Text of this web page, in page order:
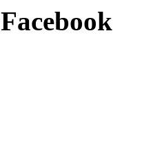
Facebook